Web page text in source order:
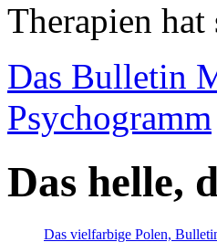
Therapien hat
Das Bulletin
Psychogramm
Das helle,
Das vielfarbige Polen,